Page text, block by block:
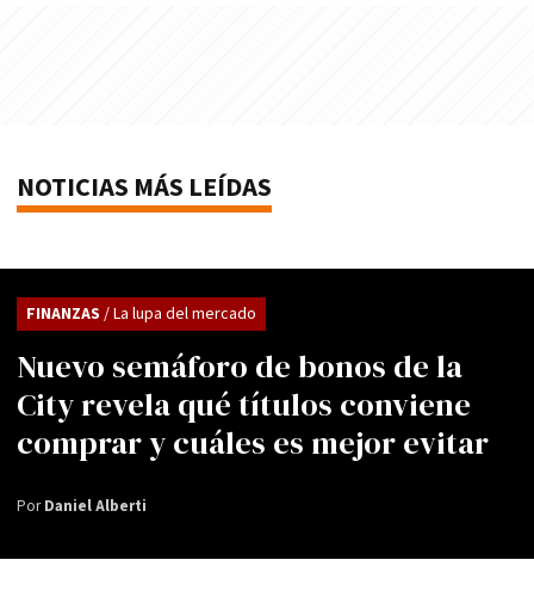
NOTICIAS MÁS LEÍDAS
Nuevo semáforo de bonos de la
City revela qué títulos conviene
comprar y cuáles es mejor evitar
FINANZAS / La lupa del mercado
PorDaniel Alberti